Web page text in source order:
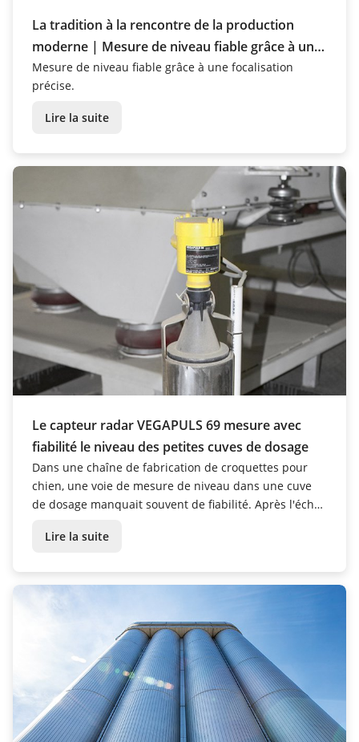
La tradition à la rencontre de la production
moderne | Mesure de niveau fiable grâce à une
focalisation précise
Mesure de niveau fiable grâce à une focalisation
précise.
Lire la suite
Le capteur radar VEGAPULS 69 mesure avec
fiabilité le niveau des petites cuves de dosage
Dans une chaîne de fabrication de croquettes pour
chien, une voie de mesure de niveau dans une cuve
de dosage manquait souvent de fiabilité. Après l'échec
80 GHz qui a permis de résoudre le problème.
Lire la suite